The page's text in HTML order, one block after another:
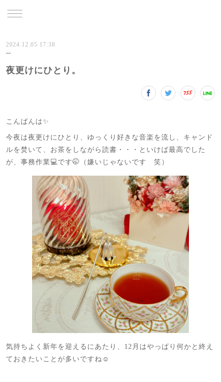
2024.12.05 17:38
夜更けにひとり。
こんばんは✨
今夜は夜更けにひとり、ゆっくり好きな音楽を流し、キャンド
ルを焚いて、お茶をしながら読書・・・といけば最高でした
が、事務作業💻です🤭（嫌いじゃないです 笑）
気持ちよく新年を迎えるにあたり、12月はやっぱり何かと終え
ておきたいことが多いですね☺️